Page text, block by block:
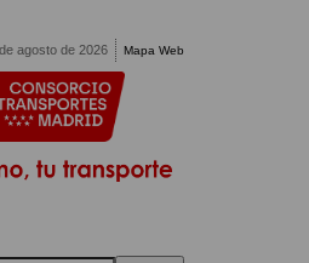
agosto de 2026 Mapa Web